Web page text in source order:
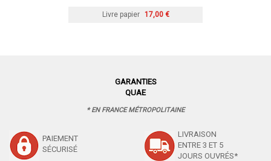
Livre papier 17,00 €
GARANTIES
QUAE
* EN FRANCE MÉTROPOLITAINE
PAIEMENT
SÉCURISÉ
LIVRAISON
ENTRE 3 ET 5
JOURS OUVRÉS*